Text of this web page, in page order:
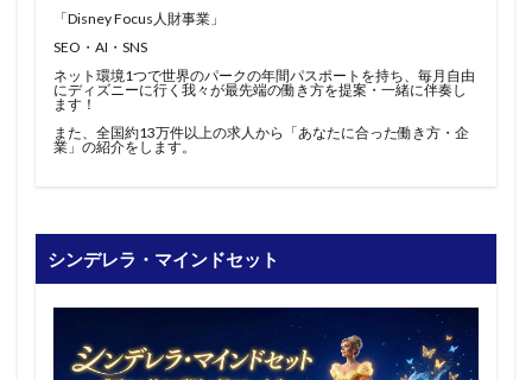
「Disney Focus人財事業」
SEO・AI・SNS
ネット環境1つで世界のパークの年間パスポートを持ち、毎月自由
にディズニーに行く我々が最先端の働き方を提案・一緒に伴奏し
ます！
また、全国約13万件以上の求人から「あなたに合った働き方・企
業」の紹介をします。
シンデレラ・マインドセット